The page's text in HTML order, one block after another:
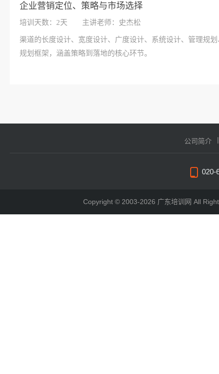
企业营销定位、策略与市场选择
培训天数：2天 主讲老师：史杰松
渠道的长度设计、宽度设计、广度设计、系统设计、管理规
规划框架，涵盖策略到落地的核心环节。
公司简介
020-
Copyright © 2003-2026 广东培训网 All